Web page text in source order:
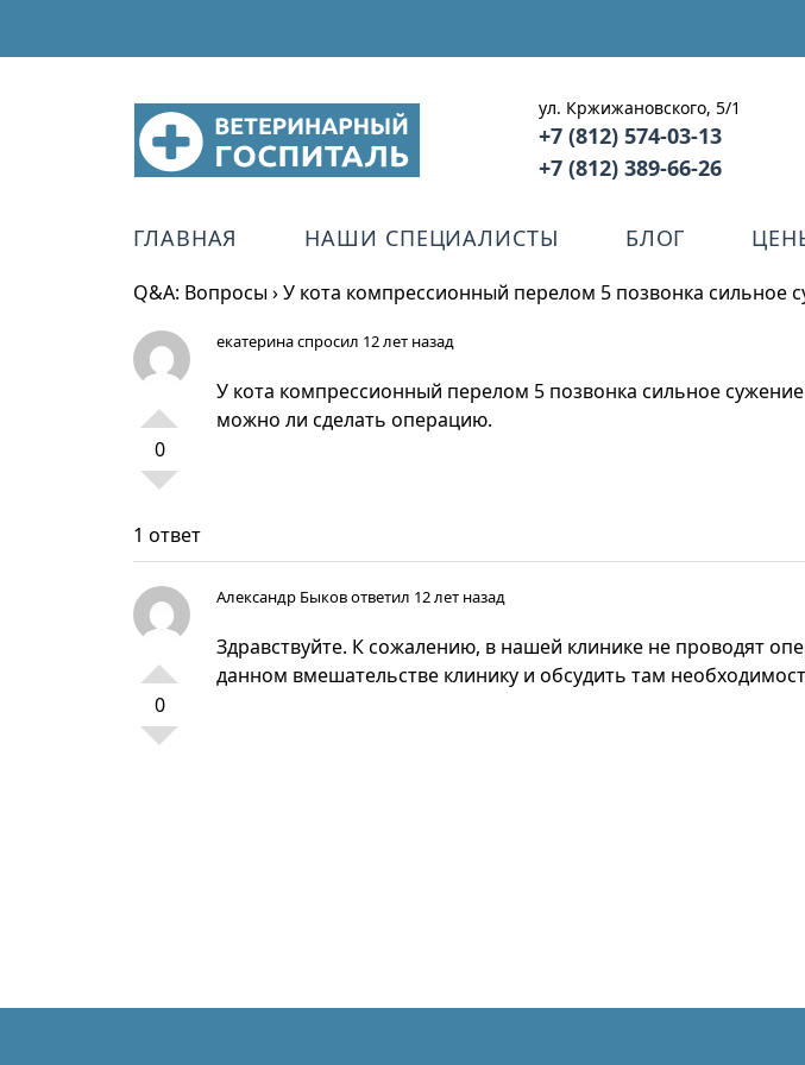
ул. Кржижановского, 5/1
+7 (812) 574-03-13
+7 (812) 389-66-26
ГЛАВНАЯ НАШИ СПЕЦИАЛИСТЫ БЛОГ
Q&A: Вопросы›У кота компрессионный перелом 5 позвонка сильное
0
екатеринаспросил 12 лет назад
У кота компрессионный перелом 5 позвонка сильное
можно ли сделать операцию.
1 ответ
0
Александр Быковответил 12 лет назад
Здравствуйте. К сожалению, в нашей клинике не проводят
данном вмешательстве клинику и обсудить там